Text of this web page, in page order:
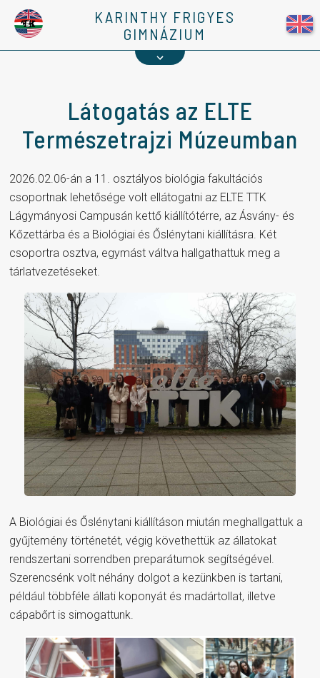
KARINTHY FRIGYES
GIMNÁZIUM
Kapcsolat
1%
Látogatás az ELTE
Természetrajzi Múzeumban
2026.02.06-án a 11. osztályos biológia fakultációs
csoportnak lehetősége volt ellátogatni az ELTE TTK
Lágymányosi Campusán kettő kiállítótérre, az Ásvány- és
Kőzettárba és a Biológiai és Őslénytani kiállításra. Két
csoportra osztva, egymást váltva hallgathattuk meg a
tárlatvezetéseket.
A Biológiai és Őslénytani kiállításon miután meghallgattuk a
gyűjtemény történetét, végig követhettük az állatokat
rendszertani sorrendben preparátumok segítségével.
Szerencsénk volt néhány dolgot a kezünkben is tartani,
például többféle állati koponyát és madártollat, illetve
cápabőrt is simogattunk.